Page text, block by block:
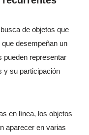
de objetos que
desempeñan un
pueden representar
y su participación
en línea, los objetos
aparecer en varias